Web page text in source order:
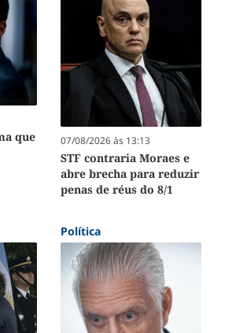
que
07/08/2026 às 13:13
STF contraria Moraes e
abre brecha para reduzir
penas de réus do 8/1
Política